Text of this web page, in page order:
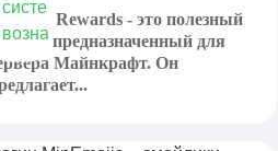
Rewards - это полезный
предназначенный для
Майнкрафт. Он